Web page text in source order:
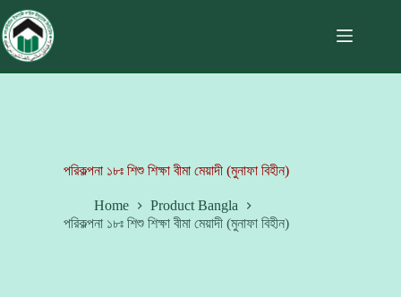
পরিকল্পনা ১৮ঃ শিশু শিক্ষা বীমা মেয়াদী (মুনাফা বিহীন)
Home
Product Bangla
পরিকল্পনা ১৮ঃ শিশু শিক্ষা বীমা মেয়াদী (মুনাফা বিহীন)